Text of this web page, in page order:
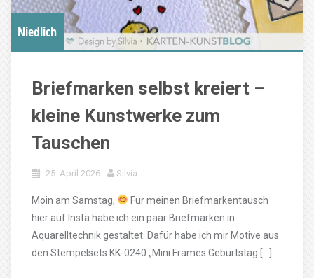
Niedlich
Briefmarken selbst kreiert –
kleine Kunstwerke zum
Tauschen
25. April 2026 Silvia
Moin am Samstag,
Für meinen Briefmarkentausch
hier auf Insta habe ich ein paar Briefmarken in
Aquarelltechnik gestaltet. Dafür habe ich mir Motive aus
den Stempelsets KK-0240 „Mini Frames Geburtstag […]